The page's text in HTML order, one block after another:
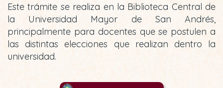
Este trámite se realiza en la Biblioteca Central de
la Universidad Mayor de San Andrés,
principalmente para docentes que se postulen a
las distintas elecciones que realizan dentro la
universidad.